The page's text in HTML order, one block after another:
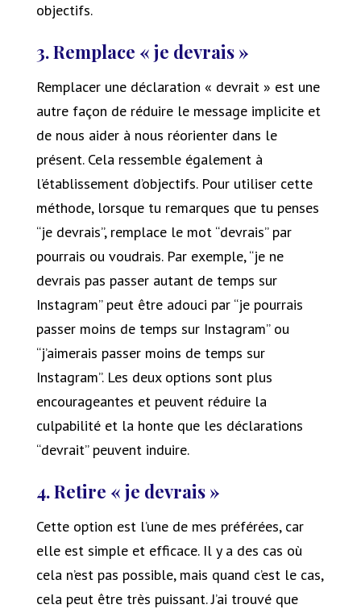
objectifs.
3. Remplace « je devrais »
Remplacer une déclaration « devrait » est une
autre façon de réduire le message implicite et
de nous aider à nous réorienter dans le
présent. Cela ressemble également à
l’établissement d’objectifs. Pour utiliser cette
méthode, lorsque tu remarques que tu penses
“je devrais”, remplace le mot “devrais” par
pourrais ou voudrais. Par exemple, “je ne
devrais pas passer autant de temps sur
Instagram” peut être adouci par “je pourrais
passer moins de temps sur Instagram” ou
“j’aimerais passer moins de temps sur
Instagram”. Les deux options sont plus
encourageantes et peuvent réduire la
culpabilité et la honte que les déclarations
“devrait” peuvent induire.
4. Retire « je devrais »
Cette option est l’une de mes préférées, car
elle est simple et efficace. Il y a des cas où
cela n’est pas possible, mais quand c’est le cas,
cela peut être très puissant. J’ai trouvé que